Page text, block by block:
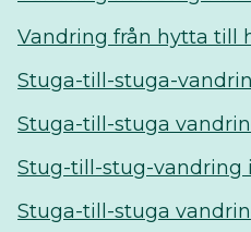
Vandring från hytta till
Stuga-till-stuga-
Stuga-till-stuga
Stug-till-stug-vandring
Stuga-till-stuga